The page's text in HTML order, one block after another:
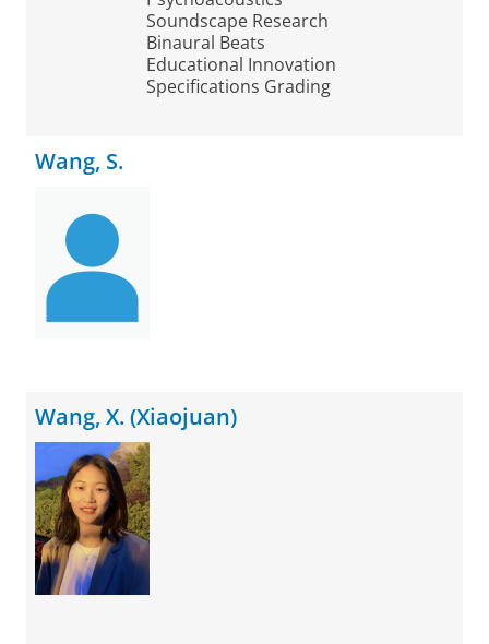
Soundscape Research
Binaural Beats
Educational Innovation
Specifications Grading
Wang, S.
Wang, X. (Xiaojuan)